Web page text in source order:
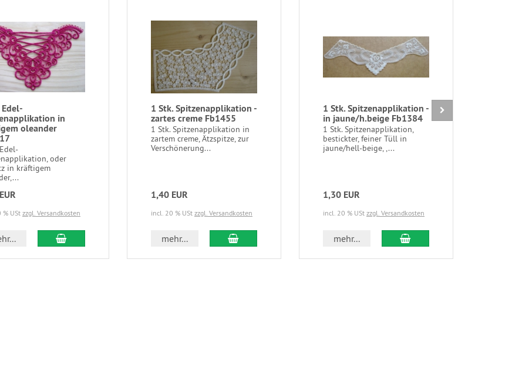
in
oleander
oder
in kräftigem
% UStzzgl. Versandkosten
In den Warenkorb
1 Stk. Spitzenapplikation -
zartes creme Fb1455
1 Stk. Spitzenapplikation in
zartem creme, Ätzspitze, zur
Verschönerung...
1,40 EUR
incl. 20 % USt zzgl. Versandkosten
mehr... In den Warenkorb
1 Stk. Spitzenapplikation -
in jaune/h.beige Fb1384
1 Stk. Spitzenapplikation,
bestickter, feiner Tüll in
jaune/hell-beige, ,...
1,30 EUR
incl. 20 % USt zzgl. Versandkosten
mehr... In den Warenkorb